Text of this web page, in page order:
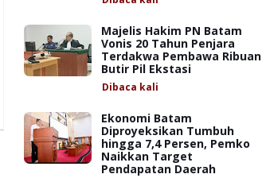
Majelis Hakim PN Batam
Vonis 20 Tahun Penjara
Terdakwa Pembawa Ribuan
Butir Pil Ekstasi
Dibaca kali
Ekonomi Batam
Diproyeksikan Tumbuh
hingga 7,4 Persen, Pemko
Naikkan Target
Pendapatan Daerah